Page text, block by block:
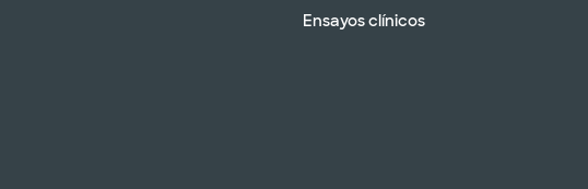
Ensayos clínicos